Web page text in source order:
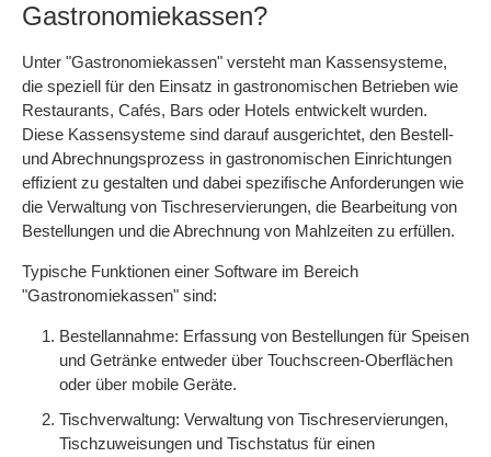
Gastronomiekassen?
Unter "Gastronomiekassen" versteht man Kassensysteme,
die speziell für den Einsatz in gastronomischen Betrieben wie
Restaurants, Cafés, Bars oder Hotels entwickelt wurden.
Diese Kassensysteme sind darauf ausgerichtet, den Bestell-
und Abrechnungsprozess in gastronomischen Einrichtungen
effizient zu gestalten und dabei spezifische Anforderungen wie
die Verwaltung von Tischreservierungen, die Bearbeitung von
Bestellungen und die Abrechnung von Mahlzeiten zu erfüllen.
Typische Funktionen einer Software im Bereich
"Gastronomiekassen" sind:
Bestellannahme: Erfassung von Bestellungen für Speisen
und Getränke entweder über Touchscreen-Oberflächen
oder über mobile Geräte.
Tischverwaltung: Verwaltung von Tischreservierungen,
Tischzuweisungen und Tischstatus für einen